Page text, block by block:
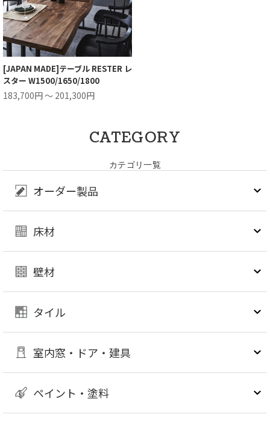
[JAPAN MADE]テーブル RESTER レ
スター W1500/1650/1800
183,700円 ～ 201,300円
CATEGORY
カテゴリ一覧
オーダー製品
床材
壁材
タイル
室内窓・ドア・建具
ペイント・塗料